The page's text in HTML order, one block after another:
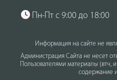
Пн-Пт с 9:00 до 18:00
Информация на сайте не
Администрация Сайта не несет
Пользователями материалы
содержание